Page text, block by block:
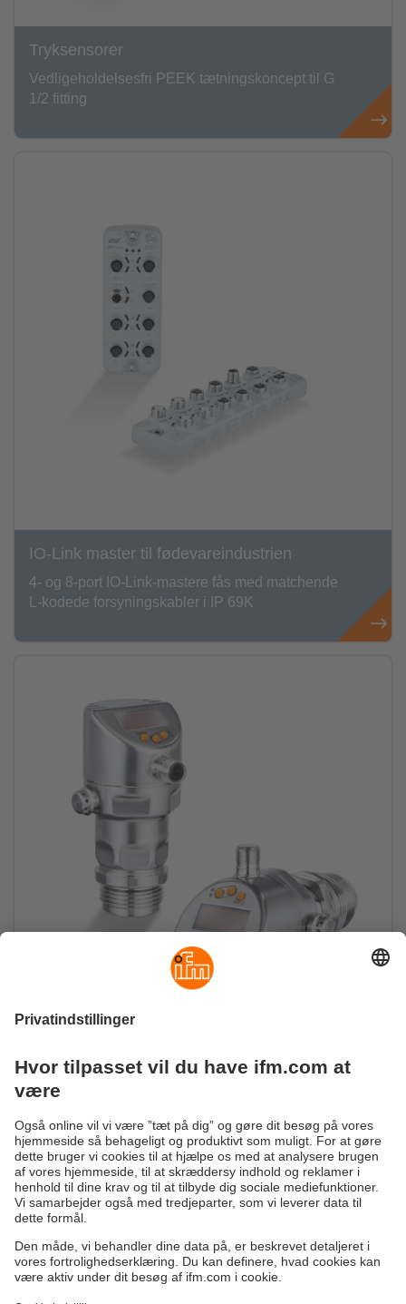
Tryksensorer
Vedligeholdelsesfri PEEK tætningskoncept til G
1/2 fitting
IO-Link master til fødevareindustrien
4- og 8-port IO-Link-mastere fås med matchende
L-kodede forsyningskabler i IP 69K
Forbedret, afprøvet og testet produkt
PI trykføler nu med flere opløsninger
Bæredygtighed
Generelle Salgs- og Leveringsbetingelser
Lokationer (EN)